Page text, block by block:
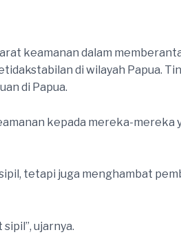
keamanan dalam
di wilayah Papua.
di Papua.
kepada mereka-mereka
tetapi juga menghambat
ujarnya.